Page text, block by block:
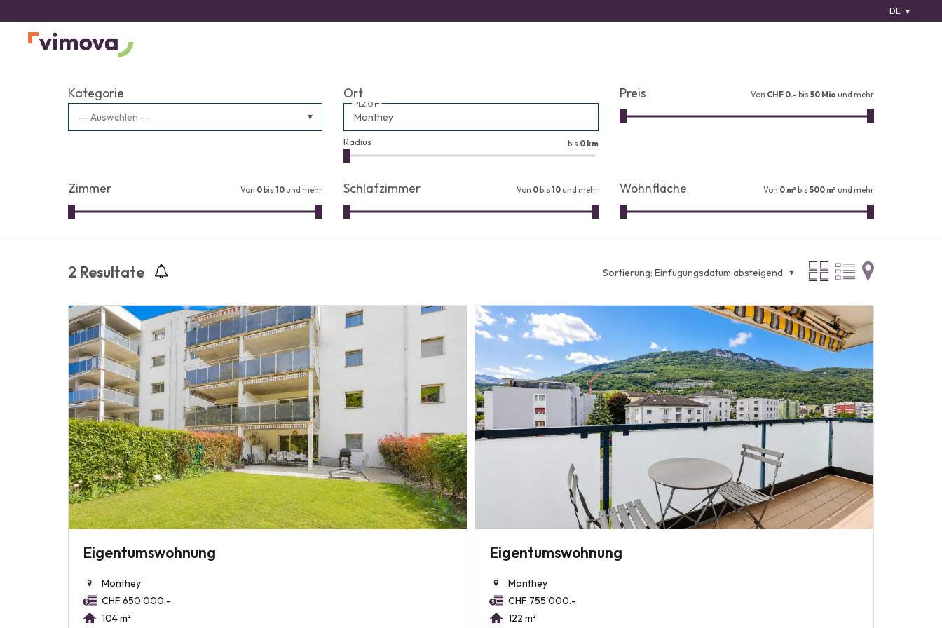
DE
Kategorie
-- Auswählen --
Ort
PLZ Ort
Radius bis 0 km
Preis Von CHF 0.- bis 50 Mio und mehr
Zimmer Von 0 bis 10 und mehr Schlafzimmer Von 0 bis 10 und mehr Wohnfläche Von 0 m² bis 500 m² und mehr
2 Resultate Sortierung: Einfügungsdatum absteigend
Eigentumswohnung
Monthey
CHF 650'000.-
104 m²
Eigentumswohnung
Monthey
CHF 755'000.-
122 m²